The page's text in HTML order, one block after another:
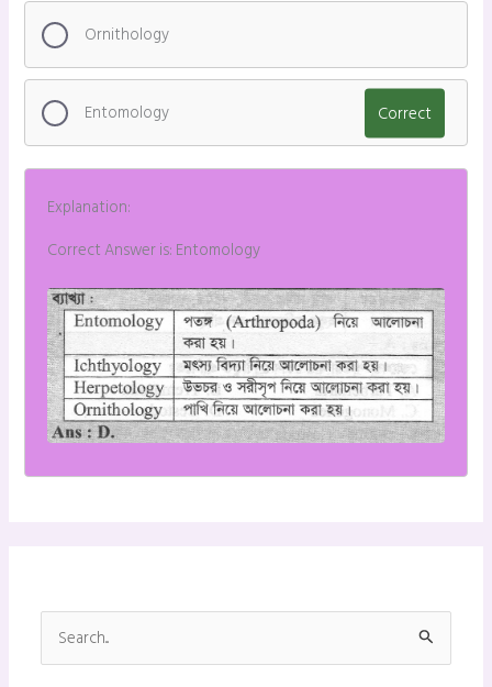
Ornithology
Entomology Correct
Explanation:
Correct Answer is: Entomology
e